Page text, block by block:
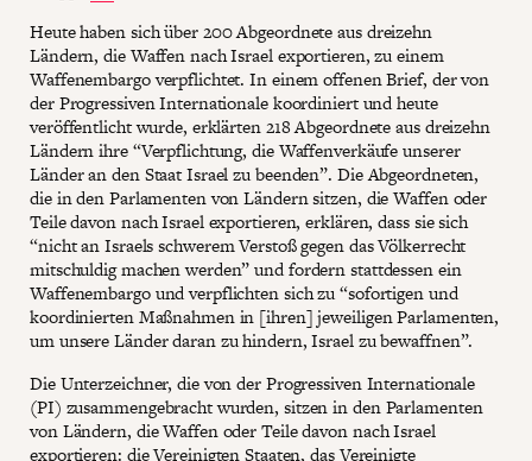
Heute haben sich über 200 Abgeordnete aus dreizehn
Ländern, die Waffen nach Israel exportieren, zu einem
Waffenembargo verpflichtet. In einem offenen Brief, der von
der Progressiven Internationale koordiniert und heute
veröffentlicht wurde, erklärten 218 Abgeordnete aus dreizehn
Ländern ihre “Verpflichtung, die Waffenverkäufe unserer
Länder an den Staat Israel zu beenden”. Die Abgeordneten,
die in den Parlamenten von Ländern sitzen, die Waffen oder
Teile davon nach Israel exportieren, erklären, dass sie sich
“nicht an Israels schwerem Verstoß gegen das Völkerrecht
mitschuldig machen werden” und fordern stattdessen ein
Waffenembargo und verpflichten sich zu “sofortigen und
koordinierten Maßnahmen in [ihren] jeweiligen Parlamenten,
um unsere Länder daran zu hindern, Israel zu bewaffnen”.
Die Unterzeichner, die von der Progressiven Internationale
(PI) zusammengebracht wurden, sitzen in den Parlamenten
von Ländern, die Waffen oder Teile davon nach Israel
exportieren: die Vereinigten Staaten, das Vereinigte